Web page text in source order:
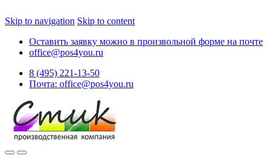
Skip to navigation Skip to content
Оставить заявку можно в произвольной форме на почте
office@pos4you.ru
8 (495) 221-13-50
Почта: office@pos4you.ru